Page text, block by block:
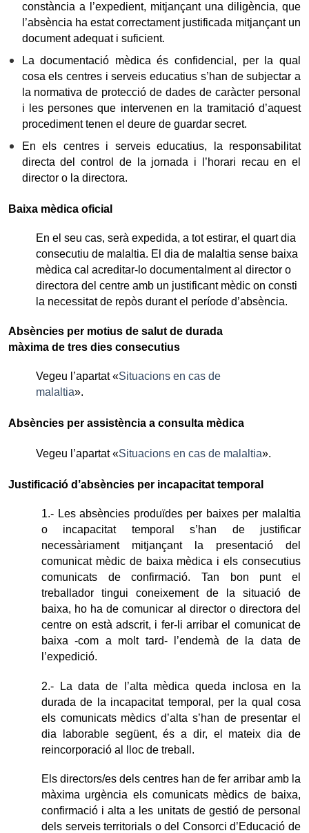
constància a l’expedient, mitjançant una diligència, que
l’absència ha estat correctament justificada mitjançant un
document adequat i suficient.
La documentació mèdica és confidencial, per la qual
cosa els centres i serveis educatius s’han de subjectar a
la normativa de protecció de dades de caràcter personal
i les persones que intervenen en la tramitació d’aquest
procediment tenen el deure de guardar secret.
En els centres i serveis educatius, la responsabilitat
directa del control de la jornada i l’horari recau en el
director o la directora.
Baixa mèdica oficial
En el seu cas, serà expedida, a tot estirar, el quart dia
consecutiu de malaltia. El dia de malaltia sense baixa
mèdica cal acreditar-lo documentalment al director o
directora del centre amb un justificant mèdic on consti
la necessitat de repòs durant el període d’absència.
Absències per motius de salut de durada
màxima de tres dies consecutius
Vegeu l’apartat «Situacions en cas de
malaltia».
Absències per assistència a consulta mèdica
Vegeu l’apartat «Situacions en cas de malaltia».
Justificació d’absències per incapacitat temporal
1.- Les absències produïdes per baixes per malaltia
o incapacitat temporal s’han de justificar
necessàriament mitjançant la presentació del
comunicat mèdic de baixa mèdica i els consecutius
comunicats de confirmació. Tan bon punt el
treballador tingui coneixement de la situació de
baixa, ho ha de comunicar al director o directora del
centre on està adscrit, i fer-li arribar el comunicat de
baixa -com a molt tard- l’endemà de la data de
l’expedició.
2.- La data de l’alta mèdica queda inclosa en la
durada de la incapacitat temporal, per la qual cosa
els comunicats mèdics d’alta s’han de presentar el
dia laborable següent, és a dir, el mateix dia de
reincorporació al lloc de treball.
Els directors/es dels centres han de fer arribar amb la
màxima urgència els comunicats mèdics de baixa,
confirmació i alta a les unitats de gestió de personal
dels serveis territorials o del Consorci d’Educació de